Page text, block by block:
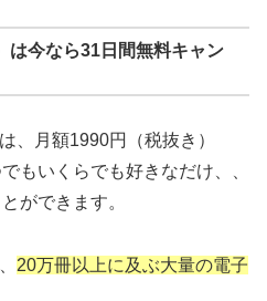
は今なら31日間無料キャン
、月額1990円（税抜き）
もいくらでも好きなだけ、、
ができます。
20万冊以上に及ぶ大量の電子